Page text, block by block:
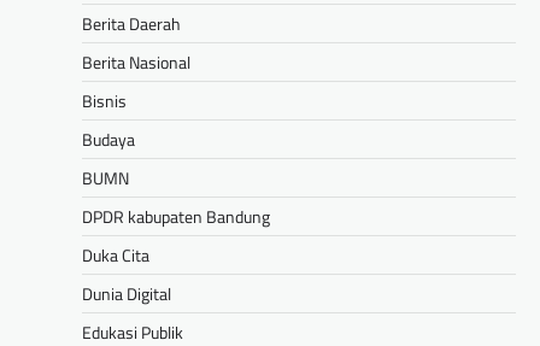
Berita Daerah
Berita Nasional
Bisnis
Budaya
BUMN
DPDR kabupaten Bandung
Duka Cita
Dunia Digital
Edukasi Publik